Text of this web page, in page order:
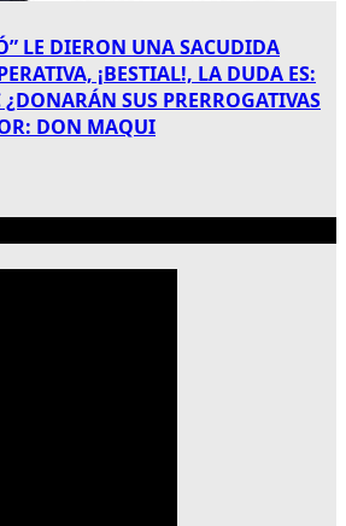
LE DIERON UNA SACUDIDA
¡BESTIAL!, LA DUDA ES:
SUS PRERROGATIVAS
DON MAQUI